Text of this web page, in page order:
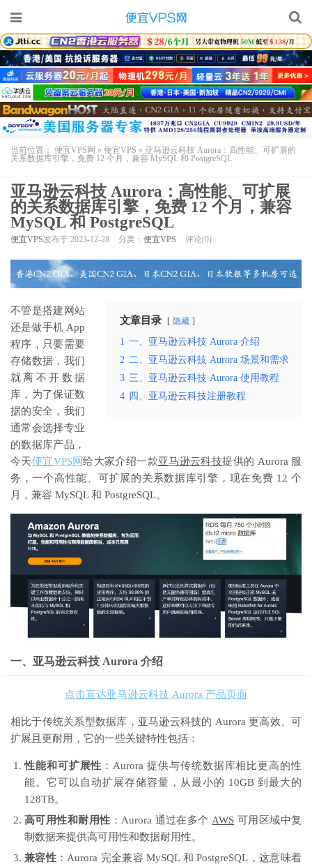
当前位置： 便宜VPS网 » 便宜VPS » 亚马逊云科技 Aurora：高性能、可扩展的
关系数据库引擎，免费 12 个月，兼容 MySQL 和 PostgreSQL
亚马逊云科技 Aurora：高性能、可扩展
的关系数据库引擎，免费 12 个月，兼容
MySQL 和 PostgreSQL
便宜VPS发布于 2023-12-28 分类： 便宜VPS 评论(0)
文章目录 隐藏
1 一、亚马逊云科技 Aurora 介绍
2 二、亚马逊云科技 Aurora 场景和需求
3 三、亚马逊云科技 Aurora 使用教程
4 四、亚马逊云科技注册教程
不管是搭建网站
还是做手机 App
程序，只要需要
存储数据，我们
就离不开数据
库，为了保证数
据的安全，我们
通常会选择专业
的数据库产品，
今天便宜VPS网给大家介绍一款亚马逊云科技提供的 Aurora 服
务，一个高性能、可扩展的关系数据库引擎，现在免费 12 个
月，兼容 MySQL 和 PostgreSQL。
一、亚马逊云科技 Aurora 介绍
点击直达亚马逊云科技 Aurora 产品页面
相比于传统关系型数据库，亚马逊云科技的 Aurora 更高效、可
扩展且更耐用，它的一些关键特性包括：
性能和可扩展性 ：Aurora 提供与传统数据库相比更高的性
能。它可以自动扩展存储容量，从最小的 10GB 到最大的
128TB。
高可用性和耐用性 ：Aurora 通过在多个 AWS 可用区域中复
制数据来提供高可用性和数据耐用性。
兼容性 ：Aurora 完全兼容 MySQL 和 PostgreSQL，这意味着